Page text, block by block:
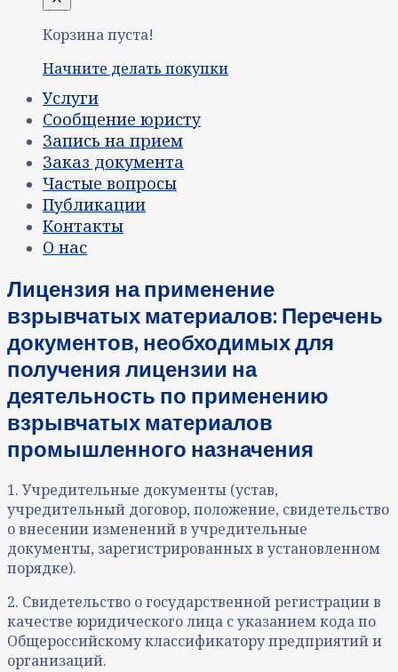
Корзина пуста!
Начните делать покупки
Услуги
Сообщение юристу
Запись на прием
Заказ документа
Частые вопросы
Публикации
Контакты
О нас
Лицензия на применение
взрывчатых материалов: Перечень
документов, необходимых для
получения лицензии на
деятельность по применению
взрывчатых материалов
промышленного назначения
1. Учредительные документы (устав,
учредительный договор, положение, свидетельство
о внесении изменений в учредительные
документы, зарегистрированных в установленном
порядке).
2. Свидетельство о государственной регистрации в
качестве юридического лица с указанием кода по
Общероссийскому классификатору предприятий и
организаций.